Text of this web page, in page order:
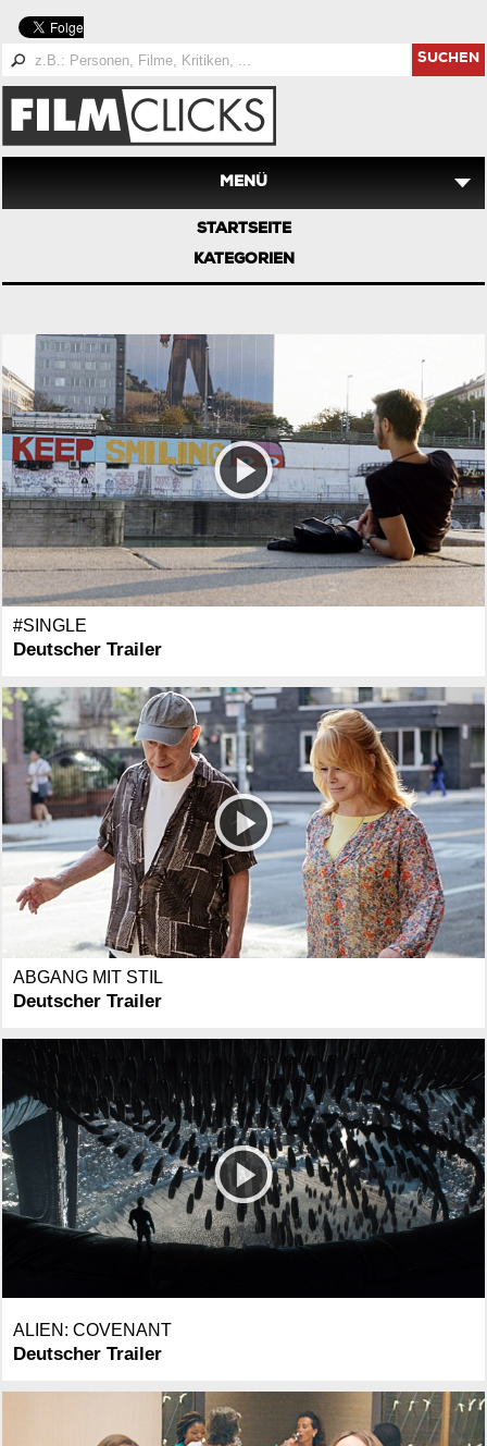
SUCHEN
MENÜ
STARTSEITE
KATEGORIEN
#SINGLE
Deutscher Trailer
ABGANG MIT STIL
Deutscher Trailer
ALIEN: COVENANT
Deutscher Trailer